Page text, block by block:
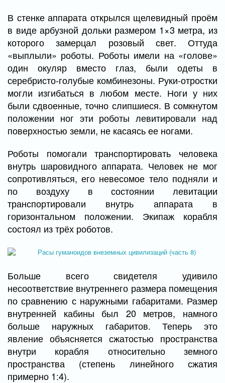
В стенке аппарата открылся щелевидный проём
в виде арбузной дольки размером 1×3 метра, из
которого замерцал розовый свет. Оттуда
«выплыли» роботы. Роботы имели на «голове»
один окуляр вместо глаз, были одеты в
серебристо-голубые комбинезоны. Руки-отростки
могли изгибаться в любом месте. Ноги у них
были сдвоенные, точно слипшиеся. В сомкнутом
положении ног эти роботы левитировали над
поверхностью земли, не касаясь ее ногами.
Роботы помогали транспортировать человека
внутрь шаровидного аппарата. Человек не мог
сопротивляться, его невесомое тело подняли и
по воздуху в состоянии левитации
транспортировали внутрь аппарата в
горизонтальном положении. Экипаж корабля
состоял из трёх роботов.
Больше всего свидетеля удивило
несоответствие внутреннего размера помещения
по сравнению с наружными габаритами. Размер
внутренней кабины был 20 метров, намного
больше наружных габаритов. Теперь это
явление объясняется сжатостью пространства
внутри корабля относительно земного
пространства (степень линейного сжатия
примерно 1:4).